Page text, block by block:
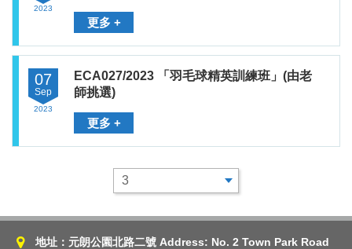
2023
更多 +
07
Sep
2023
ECA027/2023 「羽毛球精英訓練班」(由老
師挑選)
更多 +
地址：元朗公園北路二號 Address: No. 2 Town Park Road